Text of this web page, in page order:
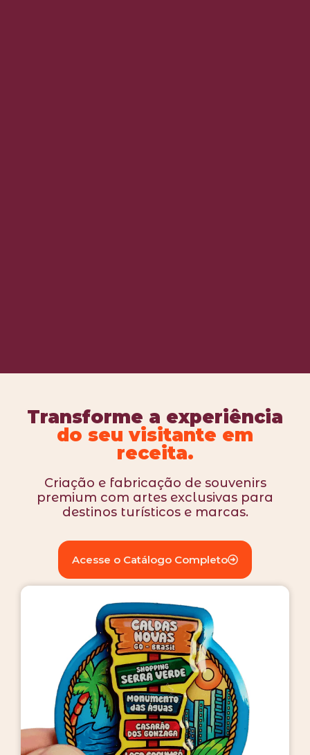
Transforme a experiência
do seu visitante em
receita.
Criação e fabricação de souvenirs
premium com artes exclusivas para
destinos turísticos e marcas.
Acesse o Catálogo Completo